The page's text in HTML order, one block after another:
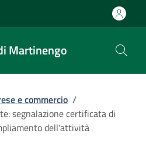
Martinengo
e commercio /
segnalazione certificata di
dell'attività